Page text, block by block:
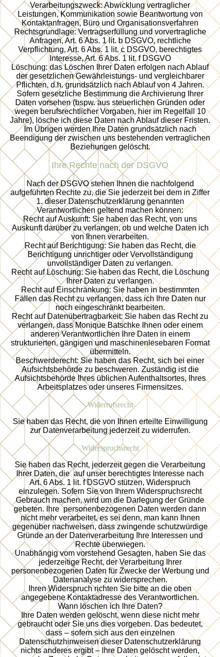
Verarbeitungszweck: Abwicklung vertraglicher
Leistungen, Kommunikation sowie Beantwortung von
Kontaktanfragen, Büro und Organisationsverfahren
Rechtsgrundlage: Vertragserfüllung und vorvertragliche
Anfragen, Art. 6 Abs. 1 lit. b DSGVO, rechtliche
Verpflichtung, Art. 6 Abs. 1 lit. c DSGVO, berechtigtes
Interesse, Art. 6 Abs. 1 lit. f DSGVO
Löschung: das Löschen Ihrer Daten erfolgen nach Ablauf
der gesetzlichen Gewährleistungs- und vergleichbarer
Pflichten, d.h. grundsätzlich nach Ablauf von 4 Jahren.
Sofern gesetzliche Bestimmung die Archivierung Ihrer
Daten vorsehen (bspw. aus steuerlichen Gründen oder
wegen berufsrechtlicher Vorgaben, hier im Regelfall 10
Jahre), lösche ich diese Daten nach Ablauf dieser Fristen.
Im Übrigen werden Ihre Daten grundsätzlich nach
Beendigung der zwischen uns bestehenden vertraglichen
Beziehungen gelöscht.
Ihre Rechte nach der DSGVO
Nach der DSGVO stehen Ihnen die nachfolgend
aufgeführten Rechte zu, die Sie jederzeit bei dem in Ziffer
1. dieser Datenschutzerklärung genannten
Verantwortlichen geltend machen können:
Recht auf Auskunft: Sie haben das Recht, von uns
Auskunft darüber zu verlangen, ob und welche Daten ich
von Ihnen verarbeiten.
Recht auf Berichtigung: Sie haben das Recht, die
Berichtigung unrichtiger oder Vervollständigung
unvollständiger Daten zu verlangen.
Recht auf Löschung: Sie haben das Recht, die Löschung
Ihrer Daten zu verlangen.
Recht auf Einschränkung: Sie haben in bestimmten
Fällen das Recht zu verlangen, dass ich Ihre Daten nur
noch eingeschränkt bearbeiten.
Recht auf Datenübertragbarkeit: Sie haben das Recht zu
verlangen, dass Monique Batschke Ihnen oder einem
anderen Verantwortlichen Ihre Daten in einem
strukturierten, gängigen und maschinenlesebaren Format
übermitteln.
Beschwerderecht: Sie haben das Recht, sich bei einer
Aufsichtsbehörde zu beschweren. Zuständig ist die
Aufsichtsbehörde Ihres üblichen Aufenthaltsortes, Ihres
Arbeitsplatzes oder unseres Firmensitzes.
Widerrufsrecht
Sie haben das Recht, die von Ihnen erteilte Einwilligung
zur Datenverarbeitung jederzeit zu widerrufen.
Widerspruchsrecht
Sie haben das Recht, jederzeit gegen die Verarbeitung
Ihrer Daten, die auf unser berechtigtes Interesse nach
Art. 6 Abs. 1 lit. f DSGVO stützen, Widerspruch
einzulegen. Sofern Sie von Ihrem Widerspruchsrecht
Gebrauch machen, wird um die Darlegung der Gründe
gebeten. Ihre personenbezogenen Daten werden dann
nicht mehr verarbeitet, es sei denn, man kann Ihnen
gegenüber nachweisen, dass zwingende schutzwürdige
Gründe an der Datenverarbeitung Ihre Interessen und
Rechte überwiegen.
Unabhängig vom vorstehend Gesagten, haben Sie das
jederzeitige Recht, der Verarbeitung Ihrer
personenbezogenen Daten für Zwecke der Werbung und
Datenanalyse zu widersprechen.
Ihren Widerspruch richten Sie bitte an die oben
angegebene Kontaktadresse des Verantwortlichen.
Wann löschen ich Ihre Daten?
Ihre Daten werden gelöscht, wenn diese nicht mehr
gebraucht oder Sie uns dies vorgeben. Das bedeutet,
dass – sofern sich aus den einzelnen
Datenschutzhinweisen dieser Datenschutzerklärung
nichts anderes ergibt – Ihre Daten gelöscht werden,